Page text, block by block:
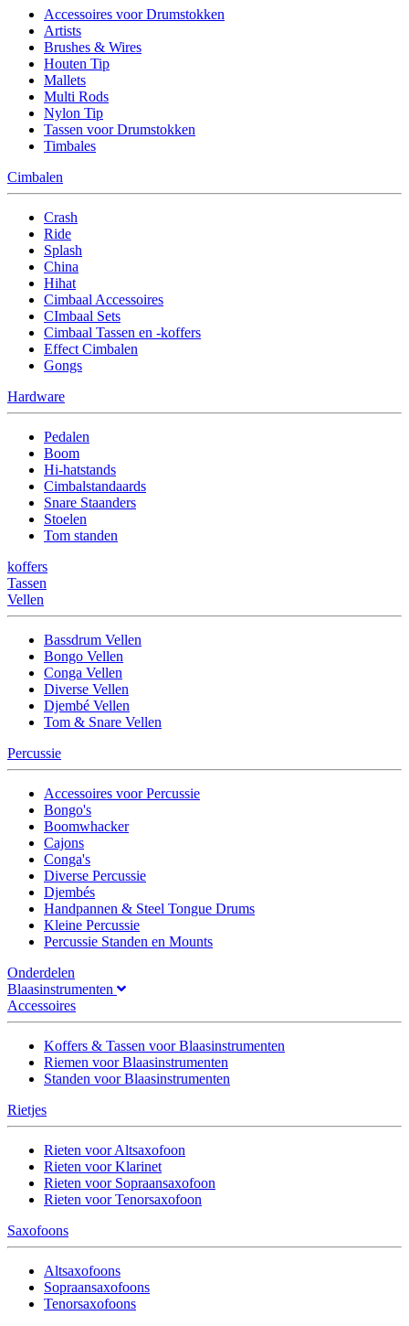
Accessoires voor Drumstokken
Artists
Brushes & Wires
Houten Tip
Mallets
Multi Rods
Nylon Tip
Tassen voor Drumstokken
Timbales
Cimbalen
Crash
Ride
Splash
China
Hihat
Cimbaal Accessoires
CImbaal Sets
Cimbaal Tassen en -koffers
Effect Cimbalen
Gongs
Hardware
Pedalen
Boom
Hi-hatstands
Cimbalstandaards
Snare Staanders
Stoelen
Tom standen
koffers
Tassen
Vellen
Bassdrum Vellen
Bongo Vellen
Conga Vellen
Diverse Vellen
Djembé Vellen
Tom & Snare Vellen
Percussie
Accessoires voor Percussie
Bongo's
Boomwhacker
Cajons
Conga's
Diverse Percussie
Djembés
Handpannen & Steel Tongue Drums
Kleine Percussie
Percussie Standen en Mounts
Onderdelen
Blaasinstrumenten
Accessoires
Koffers & Tassen voor Blaasinstrumenten
Riemen voor Blaasinstrumenten
Standen voor Blaasinstrumenten
Rietjes
Rieten voor Altsaxofoon
Rieten voor Klarinet
Rieten voor Sopraansaxofoon
Rieten voor Tenorsaxofoon
Saxofoons
Altsaxofoons
Sopraansaxofoons
Tenorsaxofoons